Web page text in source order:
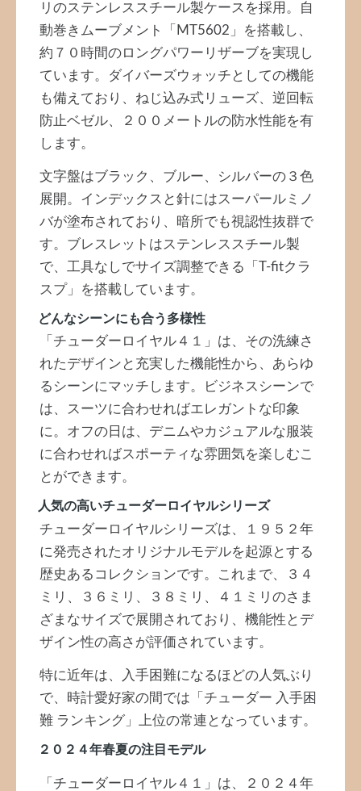
リのステンレススチール製ケースを採用。自
動巻きムーブメント「MT5602」を搭載し、
約７０時間のロングパワーリザーブを実現し
ています。ダイバーズウォッチとしての機能
も備えており、ねじ込み式リューズ、逆回転
防止ベゼル、２００メートルの防水性能を有
します。
文字盤はブラック、ブルー、シルバーの３色
展開。インデックスと針にはスーパールミノ
バが塗布されており、暗所でも視認性抜群で
す。ブレスレットはステンレススチール製
で、工具なしでサイズ調整できる「T-fitクラ
スプ」を搭載しています。
どんなシーンにも合う多様性
「チューダーロイヤル４１」は、その洗練さ
れたデザインと充実した機能性から、あらゆ
るシーンにマッチします。ビジネスシーンで
は、スーツに合わせればエレガントな印象
に。オフの日は、デニムやカジュアルな服装
に合わせればスポーティな雰囲気を楽しむこ
とができます。
人気の高いチューダーロイヤルシリーズ
チューダーロイヤルシリーズは、１９５２年
に発売されたオリジナルモデルを起源とする
歴史あるコレクションです。これまで、３４
ミリ、３６ミリ、３８ミリ、４１ミリのさま
ざまなサイズで展開されており、機能性とデ
ザイン性の高さが評価されています。
特に近年は、入手困難になるほどの人気ぶり
で、時計愛好家の間では「チューダー 入手困
難 ランキング」上位の常連となっています。
２０２４年春夏の注目モデル
「チューダーロイヤル４１」は、２０２４年